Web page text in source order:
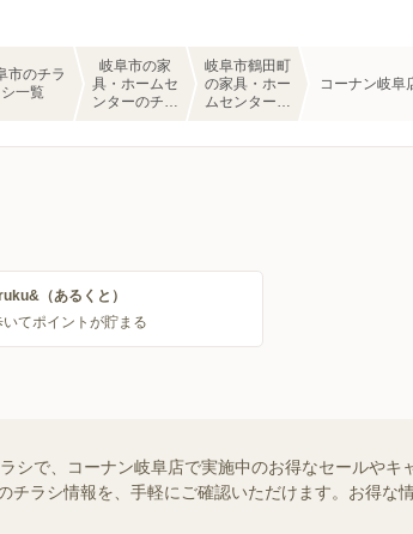
市のチラ
シ一覧
岐阜市の家
具・ホームセ
ンターのチラ
岐阜市鶴田町
の家具・ホー
ムセンターの
コーナン岐阜
（あるくと）
いてポイントが貯まる
シで、コーナン岐阜店で実施中のお得なセールやキ
ラシ情報を、手軽にご確認いただけます。お得な